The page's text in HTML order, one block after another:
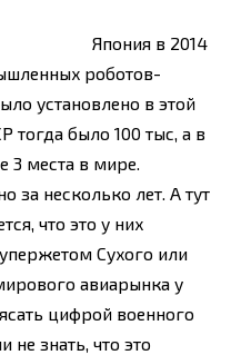
Япония в 2014
роботов-
установлено в этой
тогда было 100 тыс, а в
3 места в мире.
за несколько лет. А тут
что это у них
Сухого или
авиарынка у
цифрой военного
знать, что это